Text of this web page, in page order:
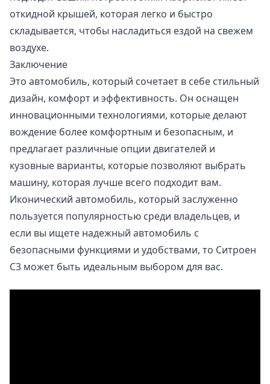
откидной крышей, которая легко и быстро
складывается, чтобы насладиться ездой на свежем
воздухе.
Заключение
Это автомобиль, который сочетает в себе стильный
дизайн, комфорт и эффективность. Он оснащен
инновационными технологиями, которые делают
вождение более комфортным и безопасным, и
предлагает различные опции двигателей и
кузовные варианты, которые позволяют выбрать
машину, которая лучше всего подходит вам.
Иконический автомобиль, который заслуженно
пользуется популярностью среди владельцев, и
если вы ищете надежный автомобиль с
безопасными функциями и удобствами, то Ситроен
С3 может быть идеальным выбором для вас.